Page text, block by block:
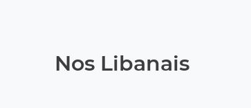
Nos Libanais